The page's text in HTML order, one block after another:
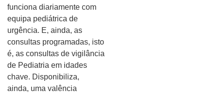
funciona diariamente com
equipa pediátrica de
urgência. E, ainda, as
consultas programadas, isto
é, as consultas de vigilância
de Pediatria em idades
chave. Disponibiliza,
ainda, uma valência